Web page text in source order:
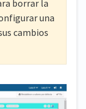
borrar la
una
cambios